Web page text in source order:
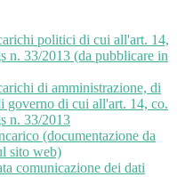
politici di cui all'art. 14,
n. 33/2013 (da pubblicare in
di amministrazione, di
governo di cui all'art. 14, co.
n. 33/2013
(documentazione da
sito web)
comunicazione dei dati